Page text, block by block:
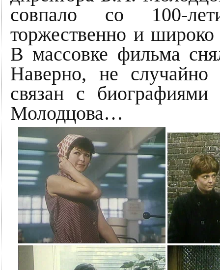
совпало со 100-
торжественно и широко
В массовке фильма
Наверно, не
связан с
Молодцова…